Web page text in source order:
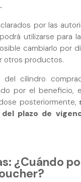
por las
utilizarse para
cambiarlo por
otros productos.
del cilindro
por el beneficio,
posteriormente,
plazo de
¿Cuándo